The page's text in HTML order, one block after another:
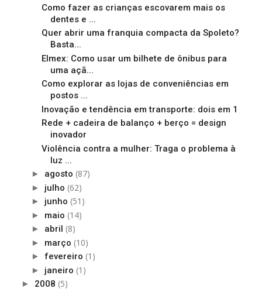
Como fazer as crianças escovarem mais os
dentes e ...
Quer abrir uma franquia compacta da Spoleto?
Basta...
Elmex: Como usar um bilhete de ônibus para
uma açã...
Como explorar as lojas de conveniências em
postos ...
Inovação e tendência em transporte: dois em 1
Rede + cadeira de balanço + berço = design
inovador
Violência contra a mulher: Traga o problema à
luz ...
► agosto (87)
► julho (62)
► junho (51)
► maio (14)
► abril (8)
► março (10)
► fevereiro (1)
► janeiro (1)
► 2008 (5)